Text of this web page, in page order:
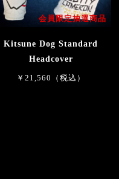
会員限定抽選商品
Kitsune Dog Standard
Headcover
￥21,560（税込）